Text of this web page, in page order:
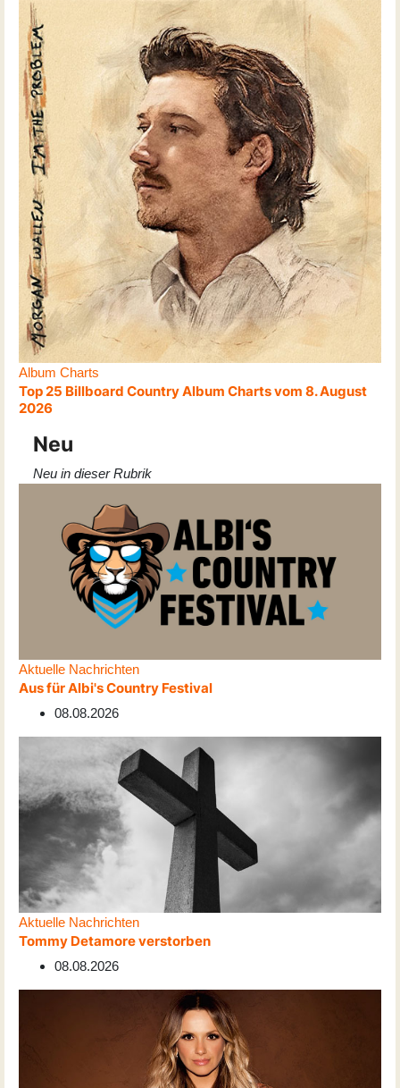
Album Charts
Top 25 Billboard Country Album Charts vom 8. August
2026
Neu
Neu in dieser Rubrik
Aktuelle Nachrichten
Aus für Albi's Country Festival
08.08.2026
Aktuelle Nachrichten
Tommy Detamore verstorben
08.08.2026